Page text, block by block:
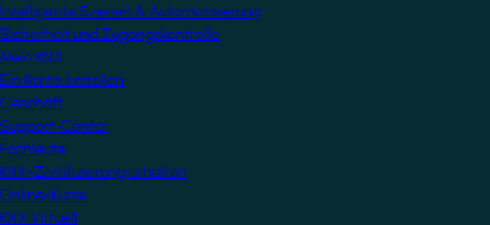
Intelligente Szenen & Automatisierung
Sicherheit und Zugangskontrolle
Mein KNX
Ein Konto erstellen
Geschäft
Support-Center
Fachleute
KNX-Zertifizierung erhalten
Online-Kurse
KNX Virtuell